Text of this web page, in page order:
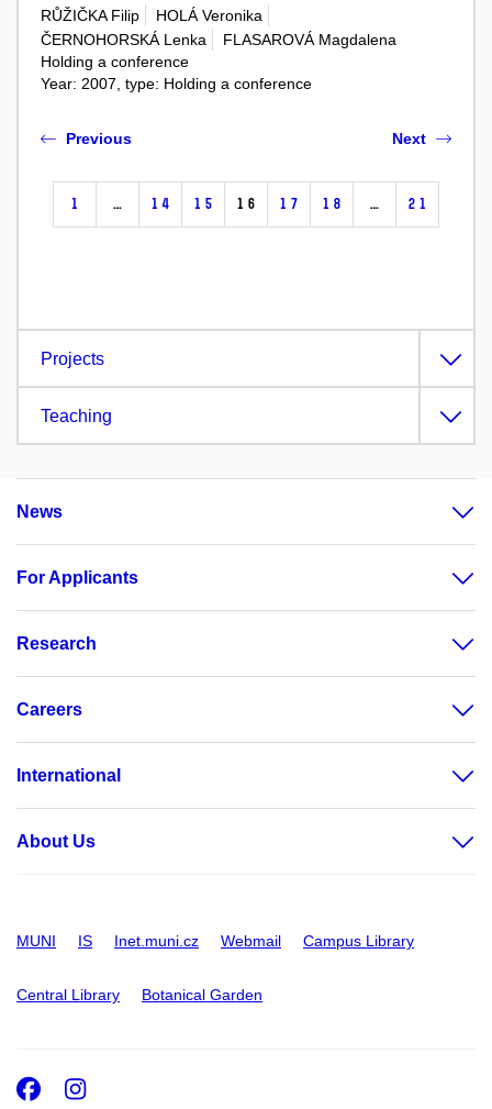
RŮŽIČKA Filip
HOLÁ Veronika
ČERNOHORSKÁ Lenka
FLASAROVÁ Magdalena
Holding a conference
Year: 2007, type: Holding a conference
Previous
1 … 14 15 16 17 18 … 21
Next
Projects
Teaching
News
For Applicants
Research
Careers
International
About Us
MUNI IS Inet.muni.cz Webmail Campus Library
Central Library Botanical Garden
Facebook
Instagram